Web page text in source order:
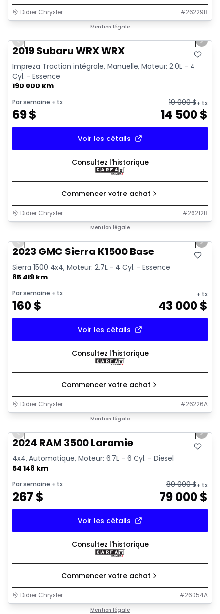
Didier Chrysler #26229B
Mention légale
Previous slide Next
2019 Subaru WRX WRX
Impreza Traction intégrale, Manuelle, Moteur: 2.0L - 4
Cyl. - Essence
190 000 km
Par semaine + tx
69$
19 000$+ tx
14 500$
Voir les détails
Consultez l'historique
Commencer votre achat
Didier Chrysler #26212B
Mention légale
Previous slide Next
2023 GMC Sierra K1500 Base
Sierra 1500 4x4, Moteur: 2.7L - 4 Cyl. - Essence
85 419 km
Par semaine + tx
160$
+ tx
43 000$
Voir les détails
Consultez l'historique
Commencer votre achat
Didier Chrysler #26226A
Mention légale
Previous slide Next
2024 RAM 3500 Laramie
4x4, Automatique, Moteur: 6.7L - 6 Cyl. - Diesel
54 148 km
Par semaine + tx
267 $
80 000$+ tx
79 000$
Voir les détails
Consultez l'historique
Commencer votre achat
Didier Chrysler #26054A
Mention légale